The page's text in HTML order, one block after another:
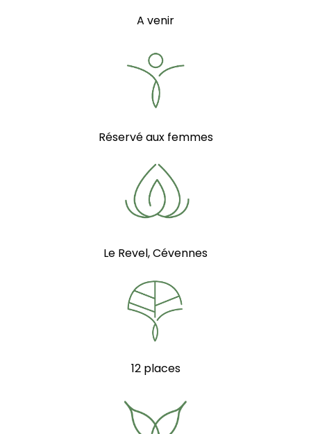
A venir
Réservé aux femmes
Le Revel, Cévennes
12 places